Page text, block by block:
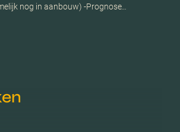
nog in aanbouw) -Prognose…